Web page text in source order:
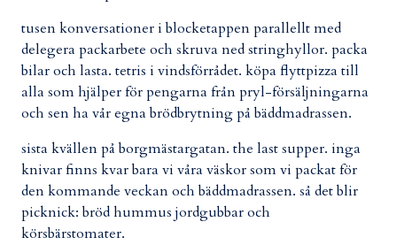
tusen konversationer i blocketappen parallellt med
delegera packarbete och skruva ned stringhyllor. packa
bilar och lasta. tetris i vindsförrådet. köpa flyttpizza till
alla som hjälper för pengarna från pryl-försäljningarna
och sen ha vår egna brödbrytning på bäddmadrassen.
sista kvällen på borgmästargatan. the last supper. inga
knivar finns kvar bara vi våra väskor som vi packat för
den kommande veckan och bäddmadrassen. så det blir
picknick: bröd hummus jordgubbar och
körsbärstomater.